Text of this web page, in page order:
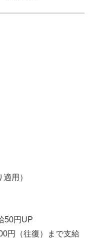
用）
50円UP
円（往復）まで支給